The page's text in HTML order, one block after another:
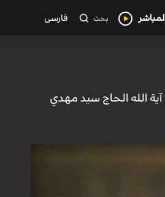
بحث فارسی
آية الله الحاج سيد مهدي